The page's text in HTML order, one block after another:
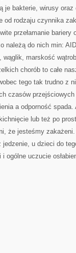
je bakterie, wirusy
od rodzaju czynnika
przełamanie bariery
należą do nich min:
wąglik, marskość
chorób to całe
tego tak trudno z
czasów
a odporność
lub też po
że jesteśmy
jedzenie, u dzieci do
ogólne uczucie